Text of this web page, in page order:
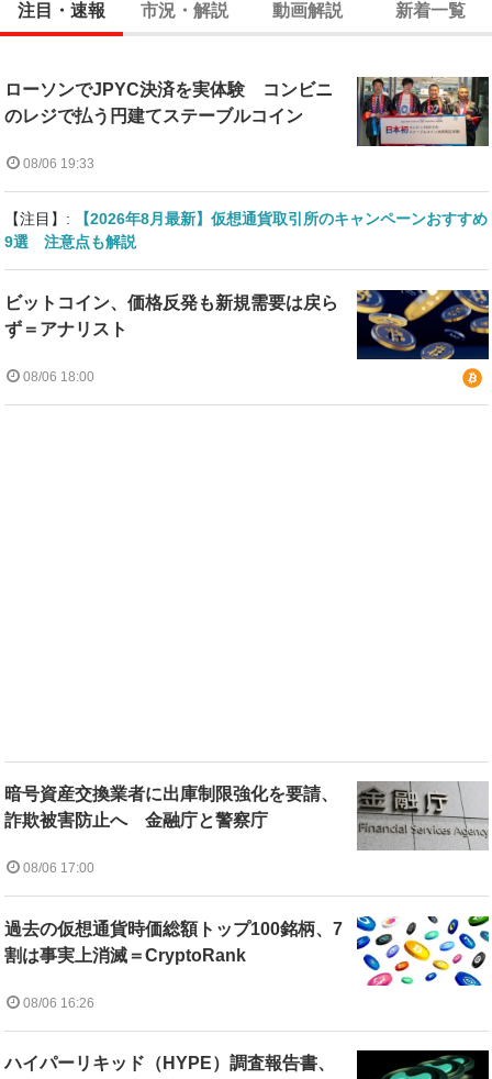
注目・速報 市況・解説 動画解説 新着一覧
ローソンでJPYC決済を実体験 コンビニ
のレジで払う円建てステーブルコイン
08/06 19:33
【注目】:
【2026年8月最新】仮想通貨取引所のキャンペーンおすすめ
9選 注意点も解説
ビットコイン、価格反発も新規需要は戻ら
ず＝アナリスト
08/06 18:00
暗号資産交換業者に出庫制限強化を要請、
詐欺被害防止へ 金融庁と警察庁
08/06 17:00
過去の仮想通貨時価総額トップ100銘柄、7
割は事実上消滅＝CryptoRank
08/06 16:26
ハイパーリキッド（HYPE）調査報告書、